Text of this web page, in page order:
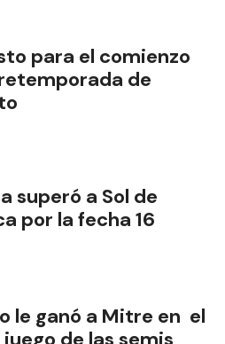
para el comienzo
de
superó a Sol de
por la fecha 16
le ganó a Mitre en el